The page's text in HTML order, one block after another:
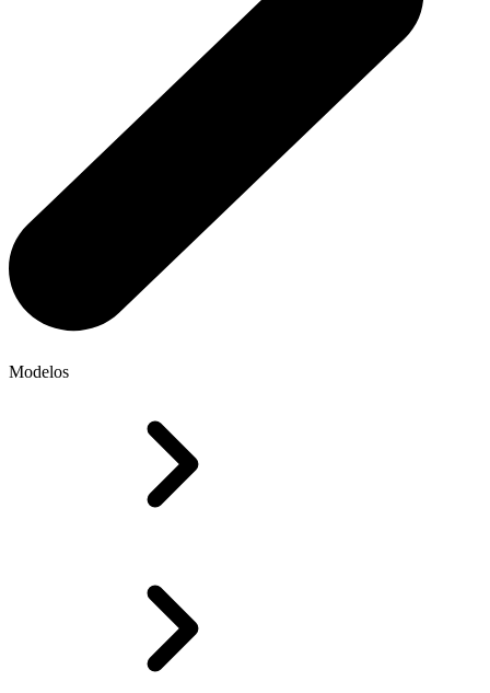
Modelos